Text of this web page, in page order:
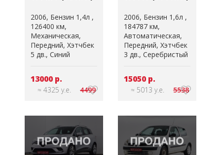
2006 Бензин 1,4л
126400 км
Механическая
Передний Хэтчбек
5 дв. Синий
13000 р.
≈ 4325 у.е. 4499
2006 Бензин 1,6л
184787 км
Автоматическая
Передний Хэтчбек
3 дв. Серебристый
15050 р.
≈ 5013 у.е. 5538